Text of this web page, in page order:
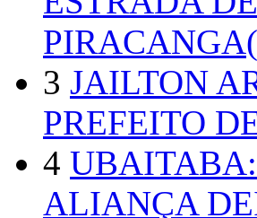
3 JAILTON
PREFEITO
4 UBAITABA:
ALIANÇA